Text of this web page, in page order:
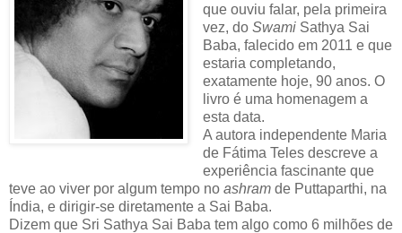
que ouviu falar, pela primeira
vez, do Swami Sathya Sai
Baba, falecido em 2011 e que
estaria completando,
exatamente hoje, 90 anos. O
livro é uma homenagem a
esta data.
A autora independente Maria
de Fátima Teles descreve a
experiência fascinante que
teve ao viver por algum tempo no ashram de Puttaparthi, na
Índia, e dirigir-se diretamente a Sai Baba.
Dizem que Sri Sathya Sai Baba tem algo como 6 milhões de